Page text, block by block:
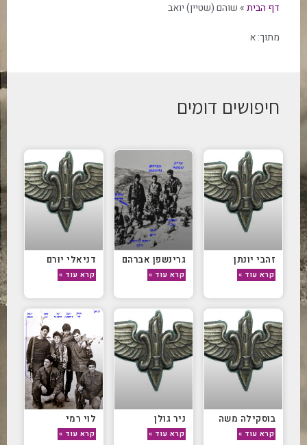
דף הבית» שוהם (שטיין) יואב
מתוך:א
חיפושים דומים
זהבי יונתן
קרא עוד »
גרינשפן אברהם
קרא עוד »
דניאלי יורם
קרא עוד »
בוסקילה משה
קרא עוד »
ניר גולן
קרא עוד »
לוי רמי
קרא עוד »